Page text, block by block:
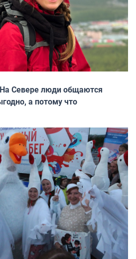
Севере люди общаются
а потому что